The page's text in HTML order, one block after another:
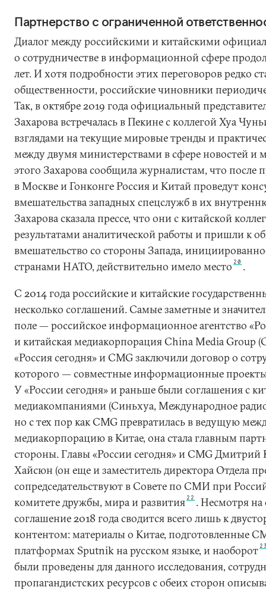
Партнерство с ограниченной
Диалог между российскими и китайскими
о сотрудничестве в информационной сфере
лет. И хотя подробности этих переговоров редко
общественности, российские чиновники
Так, в октябре 2019 года официальный
Захарова встречалась в Пекине с коллегой Хуа
взглядами на текущие мировые тренды и
между двумя министерствами в сфере новостей и
этого Захарова сообщила журналистам, что после
в Москве и Гонконге Россия и Китай проведут
вмешательства западных спецслужб в их
Захарова сказала прессе, что они с китайской
результатами аналитической работы и пришли к
вмешательство со стороны Запада,
странами НАТО, действительно имело место 20 .
С 2014 года российские и китайские
несколько соглашений. Самые заметные и
поле — российское информационное агентство
и китайская медиакорпорация China Media Group
«Россия сегодня» и CMG заключили договор о
которого — совместные информационные
У «России сегодня» и раньше были соглашения с
медиакомпаниями (Синьхуа, Международное
но с тех пор как CMG превратилась в ведущую
медиакорпорацию в Китае, она стала главным
стороны. Главы «России сегодня» и CMG
Хайсюн (он еще и заместитель директора Отдела
сопредседательствуют в Совете по СМИ при
комитете дружбы, мира и развития 22 . Несмотря
соглашение 2018 года сводится всего лишь к
контентом: материалы о Китае, подготовленные
платформах Sputnik на русском языке, и наоборот
были проведены для данного исследования,
пропагандистских ресурсов с обеих сторон